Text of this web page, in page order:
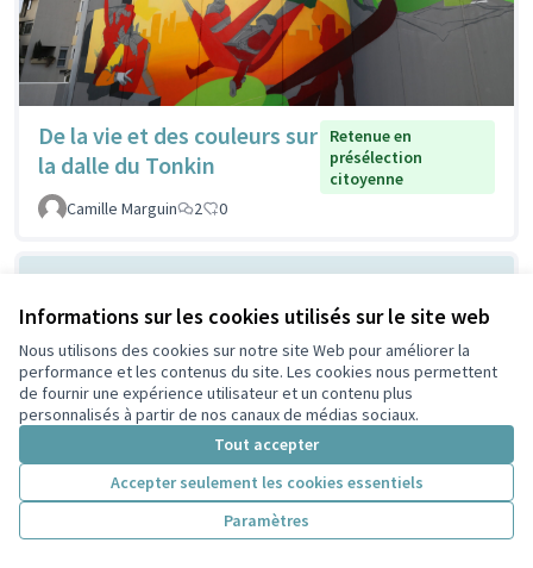
Informations sur les cookies utilisés sur le site web
Nous utilisons des cookies sur notre site Web pour améliorer la
performance et les contenus du site. Les cookies nous permettent
de fournir une expérience utilisateur et un contenu plus
personnalisés à partir de nos canaux de médias sociaux.
Tout accepter
Accepter seulement les cookies essentiels
Paramètres
De la vie et des couleurs sur
la dalle du Tonkin
Retenue en
présélection
citoyenne
Camille Marguin
2 0
Ombrager devant la MLIS
pour respirer mieux
Non retenue en
présélection
Lescuyer
2 0